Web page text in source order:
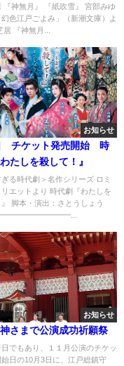
『神無月』 『紙吹雪』 宮部みゆ
幻色江戸ごよみ」（新潮文庫）よ
居 『神無月...
お知らせ
チケット発売開始 時
たしを殺して！』
ぎる時代劇＞名作シリーズ ロミ
リエットより 時代劇『わたしを
脚本・演出：さとうしょう
お知らせ
さまで公演成功祈願祭
でもあり、１１月公演のチケッ
始日の10月3日に、江戸総鎮守